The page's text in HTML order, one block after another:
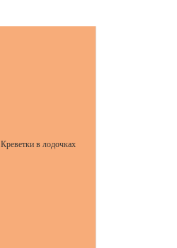
Креветки в лодочках